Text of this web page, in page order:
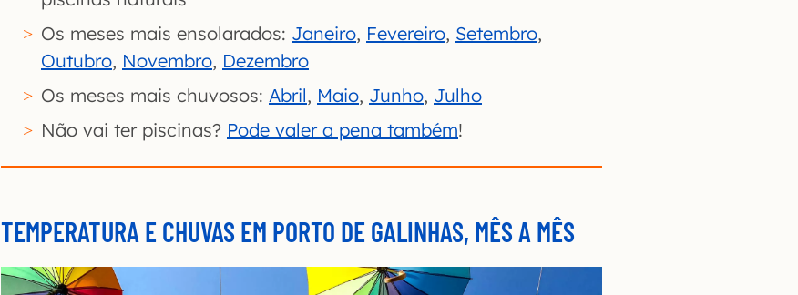
Os meses mais ensolarados: Janeiro, Fevereiro, Setembro,
Outubro, Novembro, Dezembro
Os meses mais chuvosos: Abril, Maio, Junho, Julho
Não vai ter piscinas? Pode valer a pena também!
TEMPERATURA E CHUVAS EM PORTO DE GALINHAS, MÊS A MÊS